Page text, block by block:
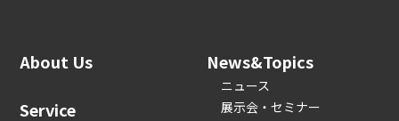
About Us
Service
News&Topics
ニュース
展示会・セミナー